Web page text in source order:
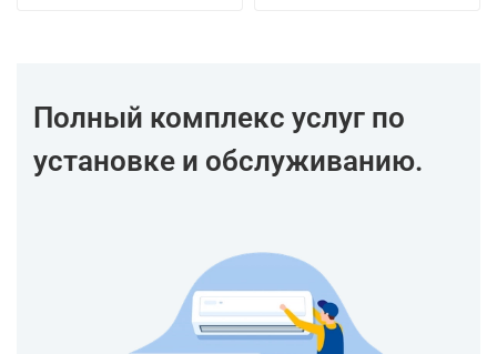
Полный комплекс услуг по
установке и обслуживанию.